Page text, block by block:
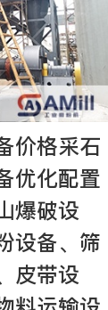
价格采石
优化配置
爆破设
设备、筛
皮带设